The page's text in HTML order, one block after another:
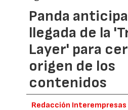
Panda
llegada de la
Layer' para
origen de los
contenidos
Redacción Interempresas